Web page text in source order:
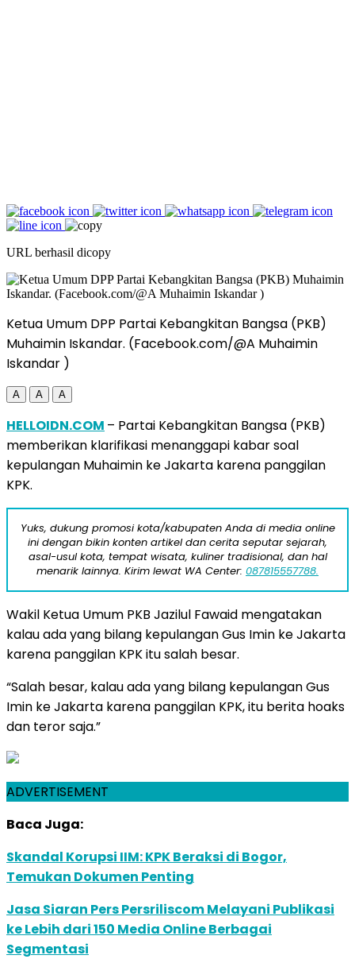
URL berhasil dicopy
Ketua Umum DPP Partai Kebangkitan Bangsa (PKB)
Muhaimin Iskandar. (Facebook.com/@A Muhaimin
Iskandar )
A A A
HELLOIDN.COM – Partai Kebangkitan Bangsa (PKB)
memberikan klarifikasi menanggapi kabar soal
kepulangan Muhaimin ke Jakarta karena panggilan
KPK.
Yuks, dukung promosi kota/kabupaten Anda di media online
ini dengan bikin konten artikel dan cerita seputar sejarah,
asal-usul kota, tempat wisata, kuliner tradisional, dan hal
menarik lainnya. Kirim lewat WA Center: 087815557788.
Wakil Ketua Umum PKB Jazilul Fawaid mengatakan
kalau ada yang bilang kepulangan Gus Imin ke Jakarta
karena panggilan KPK itu salah besar.
“Salah besar, kalau ada yang bilang kepulangan Gus
Imin ke Jakarta karena panggilan KPK, itu berita hoaks
dan teror saja.”
ADVERTISEMENT
Baca Juga:
Skandal Korupsi IIM: KPK Beraksi di Bogor,
Temukan Dokumen Penting
Jasa Siaran Pers Persriliscom Melayani Publikasi
ke Lebih dari 150 Media Online Berbagai
Segmentasi